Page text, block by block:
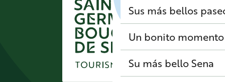
Sus más bellos
Un bonito
Su más bello Sena